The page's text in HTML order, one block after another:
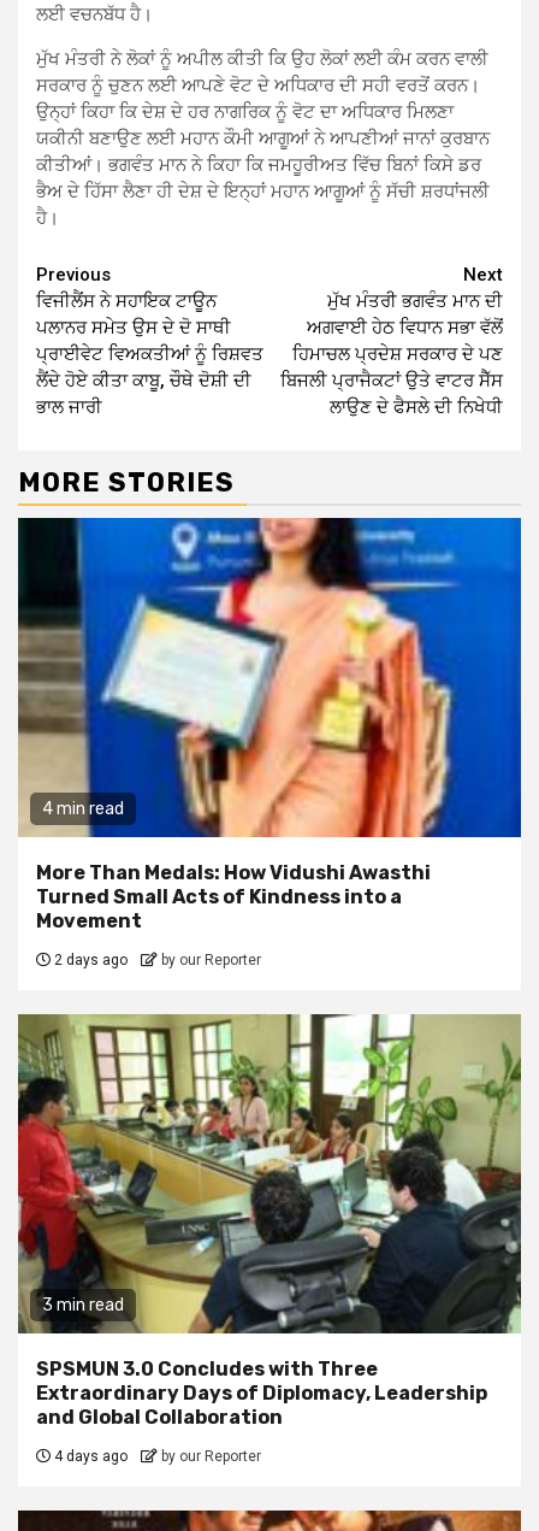
ਲਈ ਵਚਨਬੱਧ ਹੈ।
ਮੁੱਖ ਮੰਤਰੀ ਨੇ ਲੋਕਾਂ ਨੂੰ ਅਪੀਲ ਕੀਤੀ ਕਿ ਉਹ ਲੋਕਾਂ ਲਈ ਕੰਮ ਕਰਨ ਵਾਲੀ
ਸਰਕਾਰ ਨੂੰ ਚੁਣਨ ਲਈ ਆਪਣੇ ਵੋਟ ਦੇ ਅਧਿਕਾਰ ਦੀ ਸਹੀ ਵਰਤੋਂ ਕਰਨ।
ਉਨ੍ਹਾਂ ਕਿਹਾ ਕਿ ਦੇਸ਼ ਦੇ ਹਰ ਨਾਗਰਿਕ ਨੂੰ ਵੋਟ ਦਾ ਅਧਿਕਾਰ ਮਿਲਣਾ
ਯਕੀਨੀ ਬਣਾਉਣ ਲਈ ਮਹਾਨ ਕੌਮੀ ਆਗੂਆਂ ਨੇ ਆਪਣੀਆਂ ਜਾਨਾਂ ਕੁਰਬਾਨ
ਕੀਤੀਆਂ। ਭਗਵੰਤ ਮਾਨ ਨੇ ਕਿਹਾ ਕਿ ਜਮਹੂਰੀਅਤ ਵਿੱਚ ਬਿਨਾਂ ਕਿਸੇ ਡਰ
ਭੈਅ ਦੇ ਹਿੱਸਾ ਲੈਣਾ ਹੀ ਦੇਸ਼ ਦੇ ਇਨ੍ਹਾਂ ਮਹਾਨ ਆਗੂਆਂ ਨੂੰ ਸੱਚੀ ਸ਼ਰਧਾਂਜਲੀ
ਹੈ।
Continue
Reading
Previous
ਵਿਜੀਲੈਂਸ ਨੇ ਸਹਾਇਕ ਟਾਊਨ
ਪਲਾਨਰ ਸਮੇਤ ਉਸ ਦੇ ਦੋ ਸਾਥੀ
ਪ੍ਰਾਈਵੇਟ ਵਿਅਕਤੀਆਂ ਨੂੰ ਰਿਸ਼ਵਤ
ਲੈਂਦੇ ਹੋਏ ਕੀਤਾ ਕਾਬੂ, ਚੌਥੇ ਦੋਸ਼ੀ ਦੀ
ਭਾਲ ਜਾਰੀ
Next
ਮੁੱਖ ਮੰਤਰੀ ਭਗਵੰਤ ਮਾਨ ਦੀ
ਅਗਵਾਈ ਹੇਠ ਵਿਧਾਨ ਸਭਾ ਵੱਲੋਂ
ਹਿਮਾਚਲ ਪ੍ਰਦੇਸ਼ ਸਰਕਾਰ ਦੇ ਪਣ
ਬਿਜਲੀ ਪ੍ਰਾਜੈਕਟਾਂ ਉਤੇ ਵਾਟਰ ਸੈੱਸ
ਲਾਉਣ ਦੇ ਫੈਸਲੇ ਦੀ ਨਿਖੇਧੀ
MORE STORIES
4 min read
More Than Medals: How Vidushi Awasthi
Turned Small Acts of Kindness into a
Movement
2 days ago by our Reporter
3 min read
SPSMUN 3.0 Concludes with Three
Extraordinary Days of Diplomacy, Leadership
and Global Collaboration
4 days ago by our Reporter